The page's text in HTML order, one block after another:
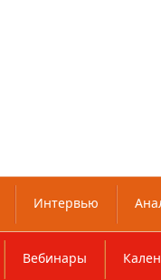
Интервью
Вебинары